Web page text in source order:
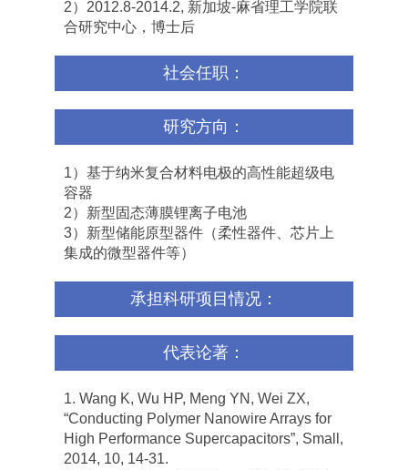
2）2012.8-2014.2, 新加坡-麻省理工学院联
合研究中心，博士后
社会任职：
研究方向：
1）基于纳米复合材料电极的高性能超级电
容器
2）新型固态薄膜锂离子电池
3）新型储能原型器件（柔性器件、芯片上
集成的微型器件等）
承担科研项目情况：
代表论著：
1. Wang K, Wu HP, Meng YN, Wei ZX,
“Conducting Polymer Nanowire Arrays for
High Performance Supercapacitors”, Small,
2014, 10, 14-31.